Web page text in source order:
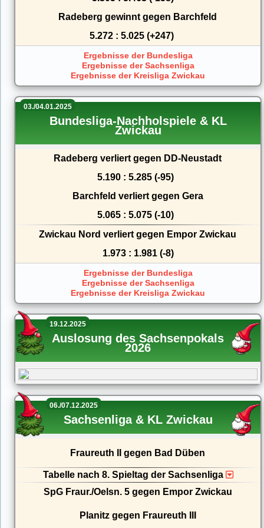
Radeberg gewinnt gegen Barchfeld
5.272 : 5.025 (+247)
Ergebnisse der Bundesliga
Ergebnisse der Sachsenliga
Ergebnisse der Kreisliga Zwickau
03./04.01.2025
Bundesliga-Nachholspiele & KL
Zwickau
Radeberg verliert gegen DD-Neustadt
5.190 : 5.285 (-95)
Barchfeld verliert gegen Gera
5.065 : 5.075 (-10)
Zwickau Nord verliert gegen Empor Zwickau
1.973 : 1.981 (-8)
Ergebnisse der Bundesliga
Ergebnisse der Sachsenliga
Ergebnisse der Kreisliga Zwickau
19.12.2025
Auslosung des Sachsenpokals
2026
06./07.12.2025
Sachsenliga & KL Zwickau
Fraureuth II gegen Bad Düben
Tabelle nach 8. Spieltag der Sachsenliga
SpG Fraur./Oelsn. 5 gegen Empor Zwickau
Planitz gegen Fraureuth III